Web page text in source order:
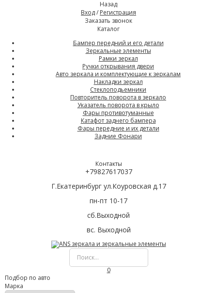
Назад
Вход/ Регистрация
Заказать звонок
Каталог
Бампер передний и его детали
Зеркальные элементы
Рамки зеркал
Ручки открывания двери
Авто зеркала и комплектующие к зеркалам
Накладки зеркал
Стеклоподьемники
Повторитель поворота в зеркало
Указатель поворота в крыло
Фары противотуманные
Катафот заднего бампера
Фары передние и их детали
Задние Фонари
Контакты
+79827617037
Г.Екатеринбург ул.Коуровская д.17
пн-пт 10-17
сб.Выходной
вс. Выходной
0
Подбор по авто
Марка